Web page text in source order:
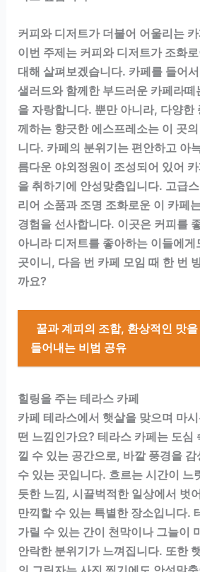
커피와 디저트가 더불어 어울리는 카
이번 주제는 커피와 디저트가 조화
대해 살펴보겠습니다. 카페를 들어
샐러드와 함께한 부드러운 카페라
을 자랑합니다. 뿐만 아니라, 다양한
께하는 향긋한 에스프레소는 이 곳
니다. 카페의 분위기는 편안하고 아
름다운 야외정원이 조성되어 있어
을 취하기에 안성맞춤입니다. 고급
리어 소품과 조명 조화로운 이 카페
경험을 선사합니다. 이곳은 커피를
아니라 디저트를 좋아하는 이들에
곳이니, 다음 번 카페 모임 때 한 번
까요?
꿀과 계피의 조합, 환상적인 맛
들어내는 비법 공유
힐링을 주는 테라스 카페
카페 테라스에서 햇살을 맞으며 마
떤 느낌인가요? 테라스 카페는 도심
낄 수 있는 공간으로, 바깥 풍경을
수 있는 곳입니다. 흐르는 시간이 느
듯한 느낌, 시끌벅적한 일상에서 벗
만끽할 수 있는 특별한 장소입니다.
가릴 수 있는 간이 천막이나 그늘이
안락한 분위기가 느껴집니다. 또한